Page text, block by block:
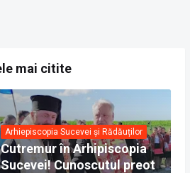
mai citite
Arhiepiscopia Sucevei și Rădăuților
Cutremur în Arhipiscopia
Sucevei! Cunoscutul preot